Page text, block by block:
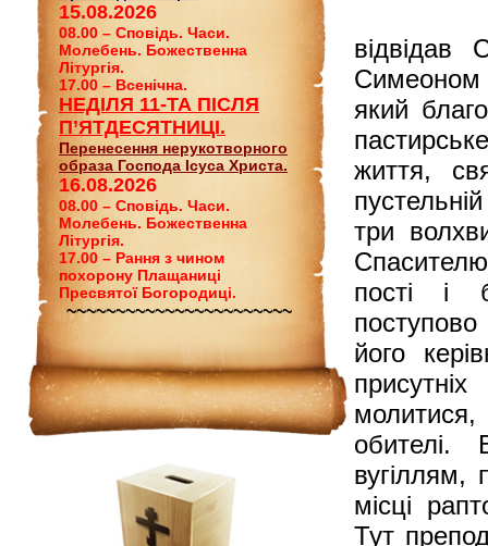
15.08.2026
08.00 – Сповідь. Часи.
Молебень. Божественна
Літургія.
17.00 – Всенічна.
НЕДІЛЯ 11-ТА ПІСЛЯ
П’ЯТДЕСЯТНИЦІ.
Перенесення нерукотворного
образа Господа Ісуса Христа.
16.08.2026
08.00 – Сповідь. Часи.
Молебень. Божественна
Літургія.
17.00 – Рання з чином
похорону Плащаниці
Пресвятої Богородиці.
~~~~~~~~~~~~~~~~~~~~~~~
Симеоном
який
життя,
три
Спасителю
пості і
поступово
його
вугіллям,
місці
Тут